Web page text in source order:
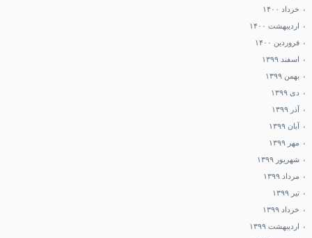
خرداد ۱۴۰۰
اردیبهشت ۱۴۰۰
فروردین ۱۴۰۰
اسفند ۱۳۹۹
بهمن ۱۳۹۹
دی ۱۳۹۹
آذر ۱۳۹۹
آبان ۱۳۹۹
مهر ۱۳۹۹
شهریور ۱۳۹۹
مرداد ۱۳۹۹
تیر ۱۳۹۹
خرداد ۱۳۹۹
اردیبهشت ۱۳۹۹